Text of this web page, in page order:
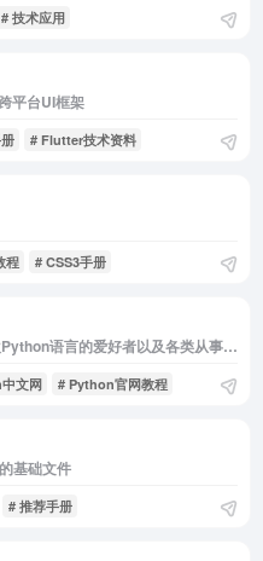
# 技术应用
平台UI框架
# Flutter技术资料
程 # CSS3手册
Python中文网是专注于成为喜欢Python语言的爱好者以及各类从事编程工作的朋友们的学习与分享的平台
文网 # Python官网教程
基础文件
# 推荐手册